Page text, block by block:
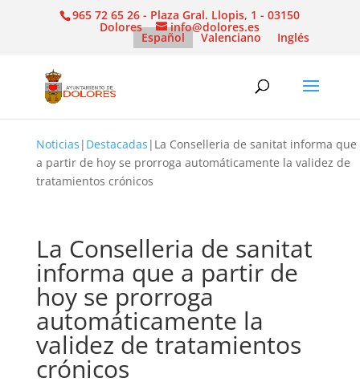
965 72 65 26 - Plaza Gral. Llopis, 1 - 03150
Dolores info@dolores.es
Español Valenciano Inglés
Noticias | Destacadas | La Conselleria de sanitat informa que
a partir de hoy se prorroga automáticamente la validez de
tratamientos crónicos
La Conselleria de sanitat
informa que a partir de
hoy se prorroga
automáticamente la
validez de tratamientos
crónicos